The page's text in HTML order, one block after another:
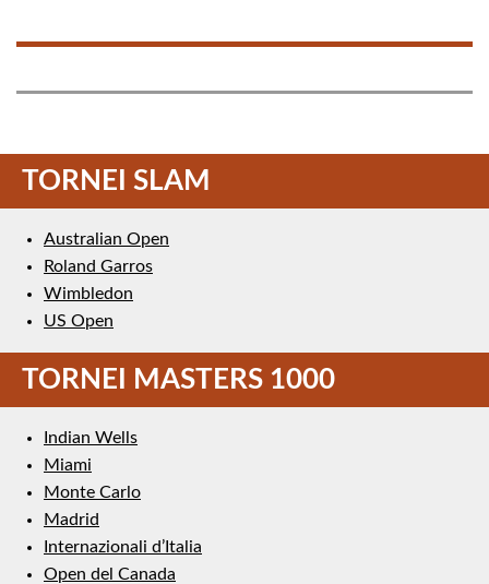
TORNEI SLAM
Australian Open
Roland Garros
Wimbledon
US Open
TORNEI MASTERS 1000
Indian Wells
Miami
Monte Carlo
Madrid
Internazionali d’Italia
Open del Canada